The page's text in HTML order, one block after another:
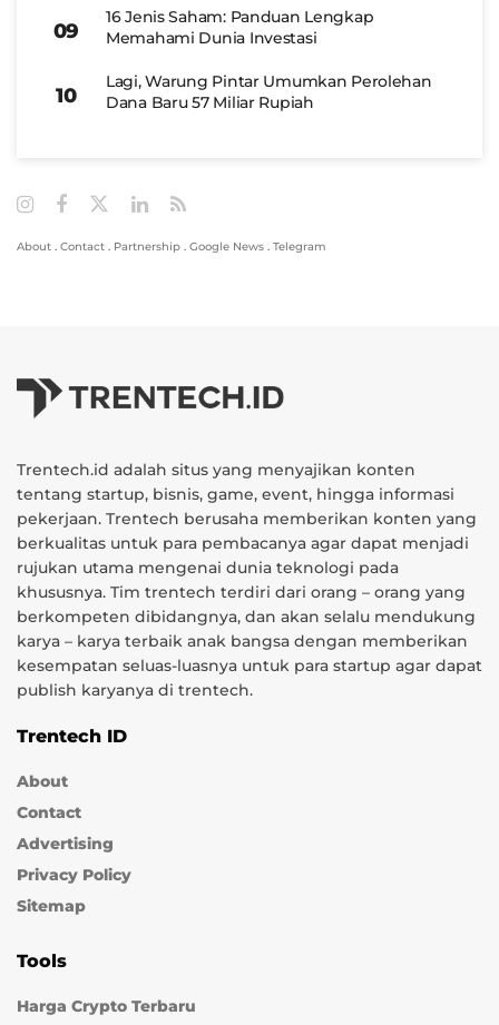
16 Jenis Saham: Panduan Lengkap
Memahami Dunia Investasi
Lagi, Warung Pintar Umumkan Perolehan
Dana Baru 57 Miliar Rupiah
About . Contact . Partnership . Google News . Telegram
Trentech.id adalah situs yang menyajikan konten
tentang startup, bisnis, game, event, hingga informasi
pekerjaan. Trentech berusaha memberikan konten yang
berkualitas untuk para pembacanya agar dapat menjadi
rujukan utama mengenai dunia teknologi pada
khususnya. Tim trentech terdiri dari orang – orang yang
berkompeten dibidangnya, dan akan selalu mendukung
karya – karya terbaik anak bangsa dengan memberikan
kesempatan seluas-luasnya untuk para startup agar dapat
publish karyanya di trentech.
Trentech ID
About
Contact
Advertising
Privacy Policy
Sitemap
Tools
Harga Crypto Terbaru